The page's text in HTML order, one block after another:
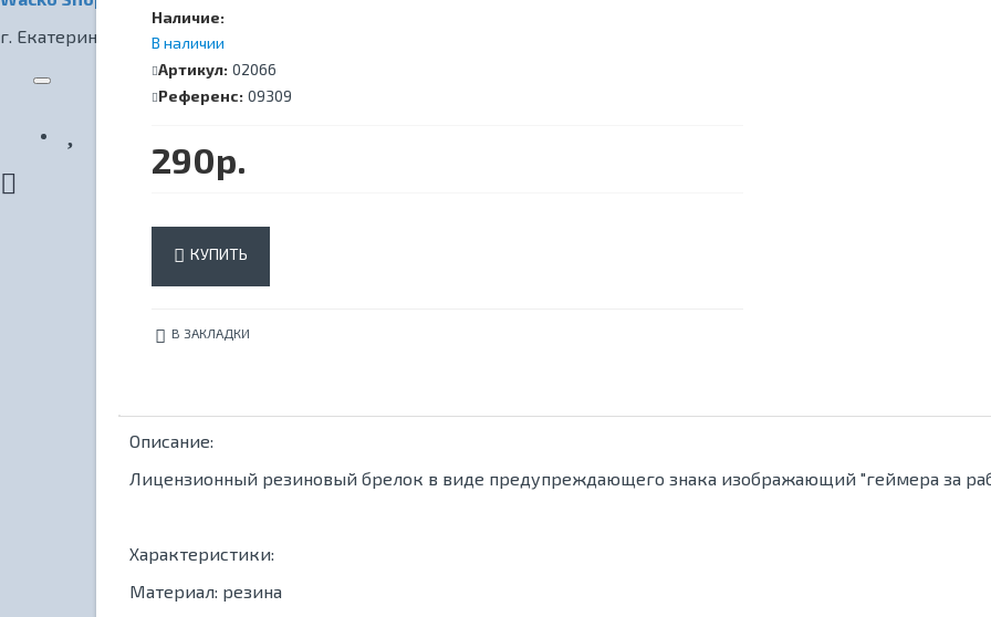
г. Екатеринбург, ул. Радищева, 1
Наличие:
В наличии
Артикул: 02066
Референс: 09309
290р.
КУПИТЬ
В ЗАКЛАДКИ
Описание:
Лицензионный резиновый брелок в виде предупреждающего знака изображающий "геймера за
Характеристики:
Материал: резина